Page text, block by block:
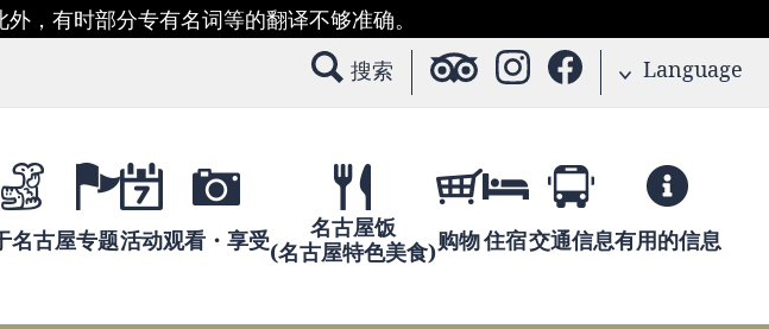
，有时部分专有名词等的翻译不够准确。
搜索 Language
名古屋专题活动观看・享受
名古屋饭
(名古屋特色美食)购物住宿交通信息有用的信息